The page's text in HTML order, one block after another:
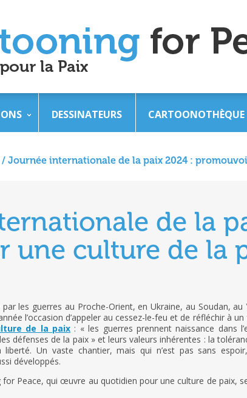
DESSINATEURS CARTOONOTHÈQUE
/ Journée internationale de la paix 2024 :
de la
une culture de la
les guerres au Proche-Orient, en Ukraine, au Soudan,
l’occasion d’appeler au cessez-le-feu et de réfléchir à
de la paix : « les guerres prennent naissance dans
défenses de la paix » et leurs valeurs inhérentes : la
Un vaste chantier, mais qui n’est pas sans
développés.
Peace, qui œuvre au quotidien pour une culture de paix,